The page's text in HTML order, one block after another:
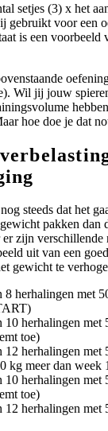
setjes (3) x het
gebruikt voor een
is een voorbeeld
Wil jij jouw
hoe doe je dat
steeds dat het
pakken dan
zijn verschillende
uit van een
gewicht te
8 herhalingen met
10 herhalingen
toe)
12 herhalingen
kg meer dan week
10 herhalingen
toe)
12 herhalingen